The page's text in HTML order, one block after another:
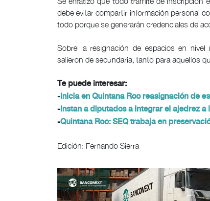
debe evitar compartir información personal
todo porque se generarán credenciales de
Sobre la resignación de espacios en
salieron de secundaria, tanto para aquellos
Te puede interesar:
- Inicia en Quintana Roo reasignación de
- Instan a diputados a integrar el ajedrez
-Quintana Roo: SEQ trabaja en
Edición: Fernando Sierra